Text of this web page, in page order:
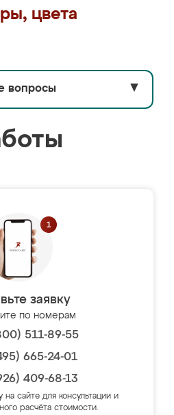
цвета
вопросы ▼
заявку
по номерам
511-89-55
665-24-01
409-68-13
на сайте для консультации и
расчёта стоимости.